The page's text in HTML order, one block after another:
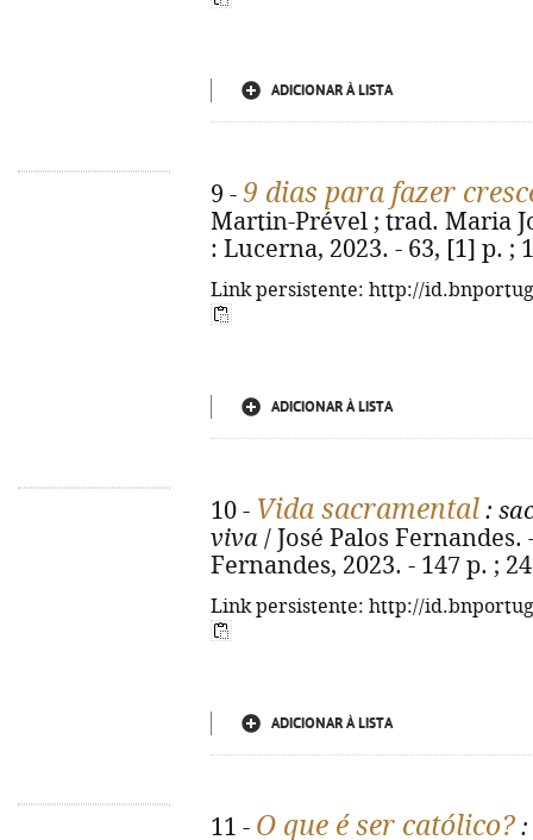
ADICIONAR À LISTA
9 - 9 dias para fazer
Martin-Prével ; trad. Maria
: Lucerna, 2023. - 63, [1] p. ;
Link persistente: http://
ADICIONAR À LISTA
10 - Vida sacramental :
viva / José Palos Fernandes.
Fernandes, 2023. - 147 p. ;
Link persistente: http://
ADICIONAR À LISTA
11 - O que é ser católico? :